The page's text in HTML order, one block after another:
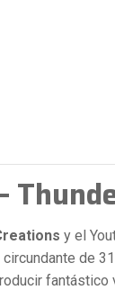
y el
de
fantástico